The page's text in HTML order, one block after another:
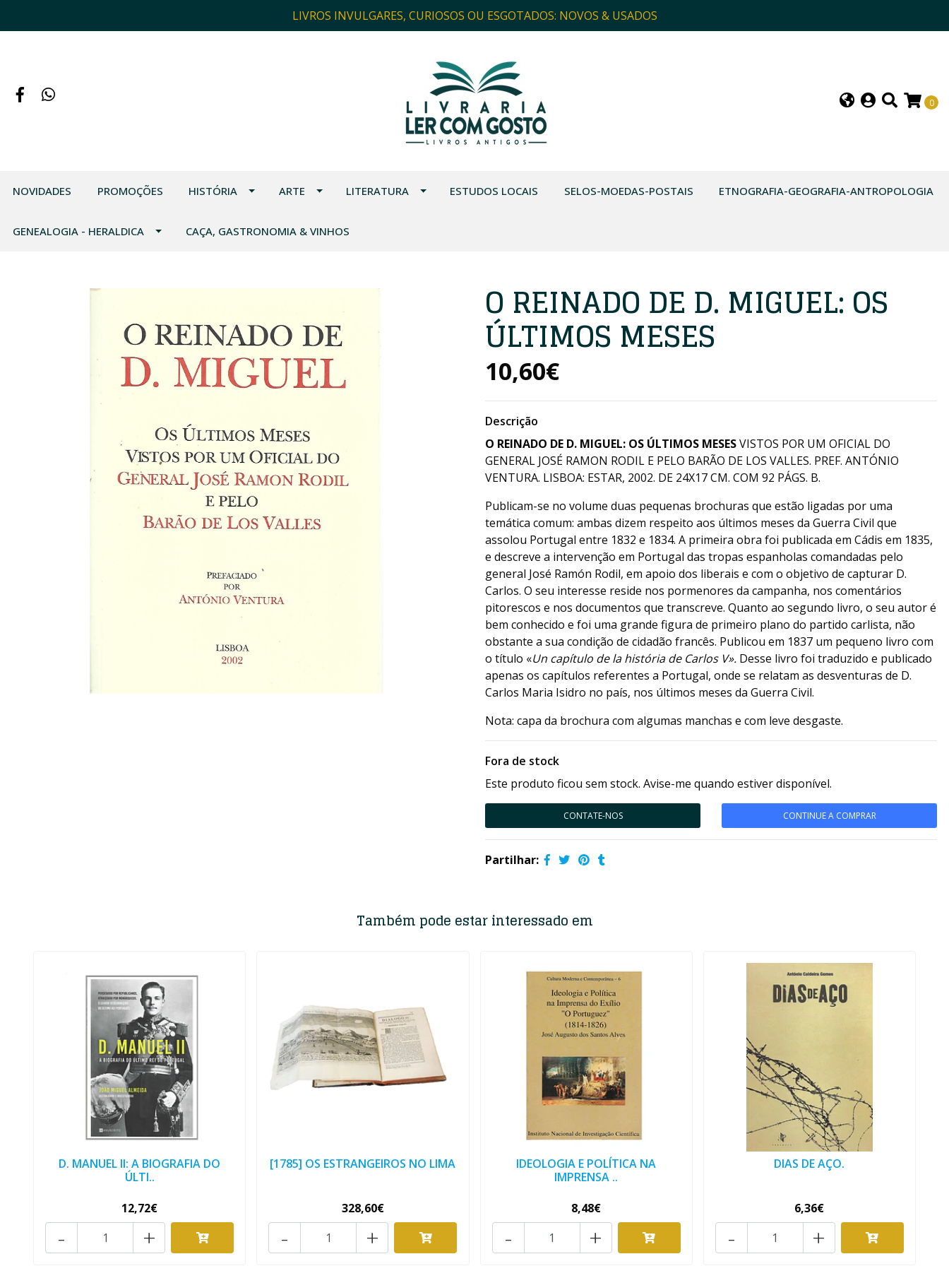
LIVROS INVULGARES, CURIOSOS OU ESGOTADOS: NOVOS & USADOS
0
NOVIDADES PROMOÇÕES HISTÓRIA ARTE LITERATURA ESTUDOS LOCAIS SELOS-MOEDAS-POSTAIS ETNOGRAFIA-GEOGRAFIA-ANTROPOLOGIA
GENEALOGIA - HERALDICA CAÇA, GASTRONOMIA & VINHOS
O REINADO DE D. MIGUEL: OS
ÚLTIMOS MESES
10,60€
Descrição
O REINADO DE D. MIGUEL: OS ÚLTIMOS MESESVISTOS POR UM OFICIAL DO
GENERAL JOSÉ RAMON RODIL E PELO BARÃO DE LOS VALLES. PREF. ANTÓNIO
VENTURA. LISBOA: ESTAR, 2002. DE 24X17 CM. COM 92 PÁGS. B.
Publicam-se no volume duas pequenas brochuras que estão ligadas por uma
temática comum: ambas dizem respeito aos últimos meses da Guerra Civil que
assolou Portugal entre 1832 e 1834. A primeira obra foi publicada em Cádis em 1835,
e descreve a intervenção em Portugal das tropas espanholas comandadas pelo
general José Ramón Rodil, em apoio dos liberais e com o objetivo de capturar D.
Carlos. O seu interesse reside nos pormenores da campanha, nos comentários
pitorescos e nos documentos que transcreve. Quanto ao segundo livro, o seu autor é
bem conhecido e foi uma grande figura de primeiro plano do partido carlista, não
obstante a sua condição de cidadão francês. Publicou em 1837 um pequeno livro com
o título «Un capítulo de la história de Carlos V». Desse livro foi traduzido e publicado
apenas os capítulos referentes a Portugal, onde se relatam as desventuras de D.
Carlos Maria Isidro no país, nos últimos meses da Guerra Civil.
Nota: capa da brochura com algumas manchas e com leve desgaste.
Fora de stock
Este produto ficou sem stock. Avise-me quando estiver disponível.
CONTATE-NOS CONTINUE A COMPRAR
Partilhar:
Também pode estar interessado em
D. MANUEL II: A BIOGRAFIA DO
ÚLTI..
12,72€
+
-
[1785] OS ESTRANGEIROS NO LIMA
328,60€
+
-
IDEOLOGIA E POLÍTICA NA
IMPRENSA ..
8,48€
+
-
DIAS DE AÇO.
6,36€
+
-